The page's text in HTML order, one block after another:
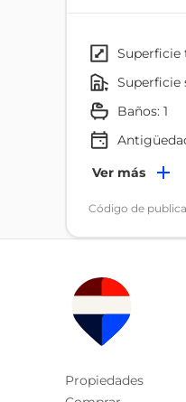
704 con vista
Equipamiento,
Comodidades
Barbacoa
Guardabicis
Salón de usos
Cada Oficina
baños: 1
Ambientes
Dormitorio
Terraza
Ver más
Código de
Propiedades